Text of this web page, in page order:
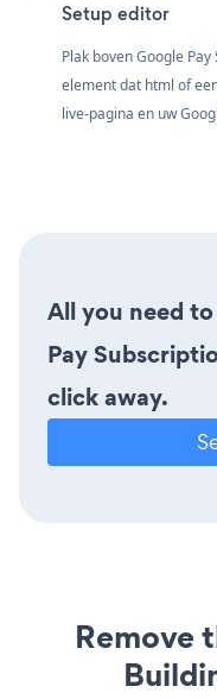
Setup editor
Plak boven Google
element dat html of
live-pagina en uw
All you need
Pay
click away.
Remove